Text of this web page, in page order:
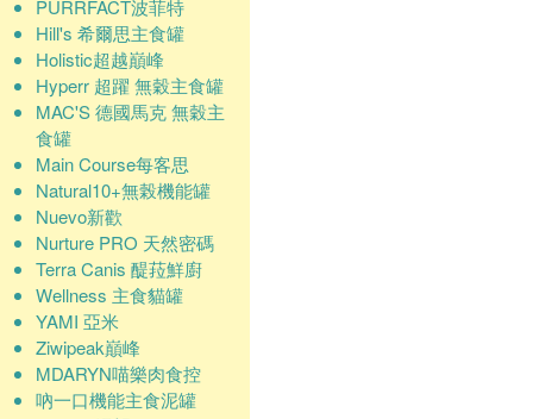
PURRFACT波菲特
Hill's 希爾思主食罐
Holistic超越巔峰
Hyperr 超躍 無穀主食罐
MAC'S 德國馬克 無穀主
食罐
Main Course每客思
Natural10+無榖機能罐
Nuevo新歡
Nurture PRO 天然密碼
Terra Canis 醍菈鮮廚
Wellness 主食貓罐
YAMI 亞米
Ziwipeak巔峰
MDARYN喵樂肉食控
吶一口機能主食泥罐